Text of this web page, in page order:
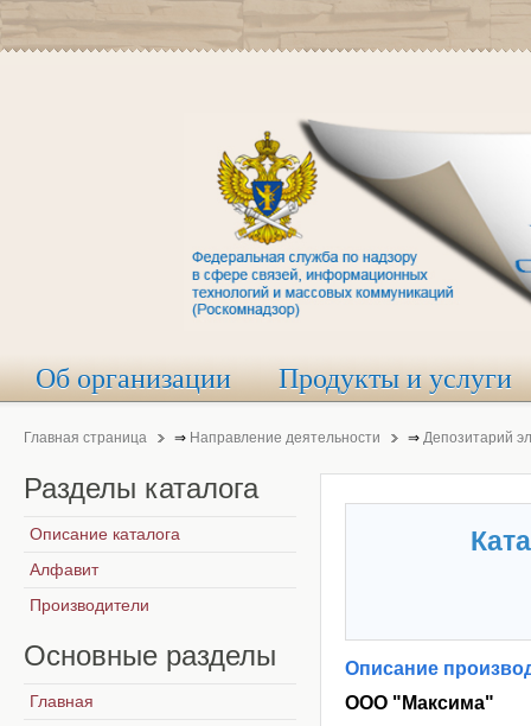
Об организации Продукты и услуги
Главная страница ⇒ Направление деятельности ⇒ Депозитарий
Описание
ООО "Максима"
Разделы каталога
Описание каталога
Алфавит
Производители
Основные разделы
Главная